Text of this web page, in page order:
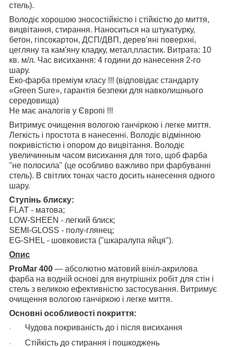
стель).
Володіє хорошою зносостійкістю і стійкістю до миття,
вицвітання, стирання. Наноситься на штукатурку,
бетон, гіпсокартон, ДСП/ДВП, дерев'яні поверхні,
цегляну та кам'яну кладку, метал,пластик. Витрата: 10
кв. м/л. Час висихання: 4 години до нанесення 2-го
шару.
Еко-фарба преміум класу !!! (відповідає стандарту
«Green Sure», гарантія безпеки для навколишнього
середовища)
Не має аналогів у Європі !!!
Витримує очищення вологою ганчіркою і легке миття.
Легкість і простота в нанесенні. Володіє відмінною
покривістістю і опором до вицвітання. Володіє
увеличинным часом висихання для того, щоб фарба
"не полосила" (це особливо важливо при фарбуванні
стель). В світлих тонах часто досить нанесення одного
шару.
Ступінь блиску:
FLAT - матова;
LOW-SHEEN - легкий блиск;
SEMI-GLOSS - полу-глянец;
EG-SHEL - шовковиста ("шкаралупа яйця").
Опис
ProMar 400 — абсолютно матовий вініл-акрилова
фарба на водній основі для внутрішніх робіт для стін і
стель з великою ефективністю застосування. Витримує
очищення вологою ганчіркою і легке миття.
Основні особливості покриття:
· Чудова покриваність до і після висихання
· Стійкість до стирання і пошкоджень